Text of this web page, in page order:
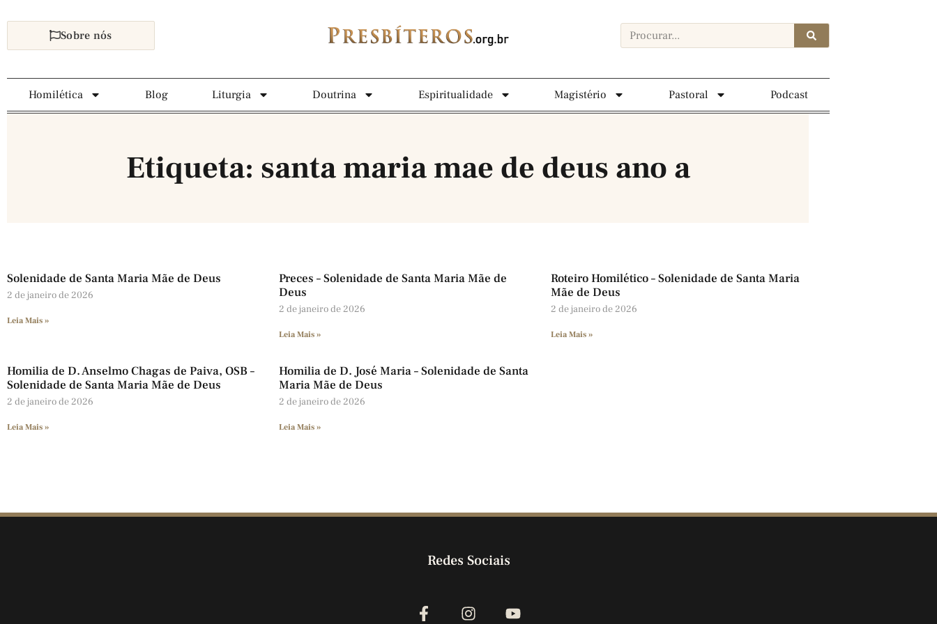
Sobre nós
Homilética Blog Liturgia Doutrina Espiritualidade Magistério Pastoral Podcast
Etiqueta: santa maria mae de deus ano a
Solenidade de Santa Maria Mãe de Deus
2 de janeiro de 2026
Leia Mais »
Preces – Solenidade de Santa Maria Mãe de
Deus
2 de janeiro de 2026
Leia Mais »
Roteiro Homilético – Solenidade de Santa Maria
Mãe de Deus
2 de janeiro de 2026
Leia Mais »
Homilia de D. Anselmo Chagas de Paiva, OSB –
Solenidade de Santa Maria Mãe de Deus
2 de janeiro de 2026
Leia Mais »
Homilia de D. José Maria – Solenidade de Santa
Maria Mãe de Deus
2 de janeiro de 2026
Leia Mais »
Redes Sociais